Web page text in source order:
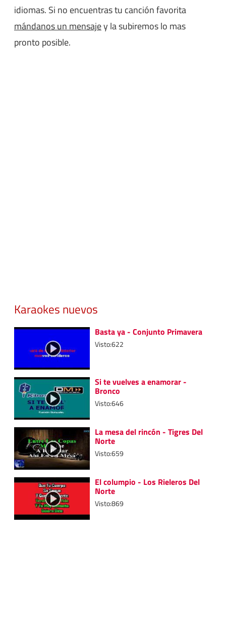
idiomas. Si no encuentras tu canción favorita
mándanos un mensajey la subiremos lo mas
pronto posible.
Karaokes nuevos
Basta ya - Conjunto Primavera
Visto:622
Si te vuelves a enamorar -
Bronco
Visto:646
La mesa del rincón - Tigres Del
Norte
Visto:659
El columpio - Los Rieleros Del
Norte
Visto:869